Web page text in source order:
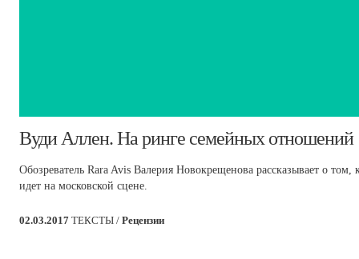
​Вуди Аллен. На ринге семейных отношений
Обозреватель Rara Avis Валерия Новокрещенова рассказывает о
идет на московской сцене.
02.03.2017 ТЕКСТЫ / Рецензии